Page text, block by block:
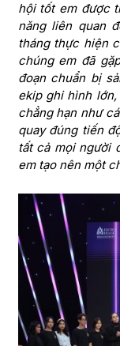
hội tốt em được
năng liên quan
tháng thực hiện
chúng em đã
đoạn chuẩn bị
ekip ghi hình
chẳng hạn như
quay đúng tiến
tất cả mọi người
em tạo nên một